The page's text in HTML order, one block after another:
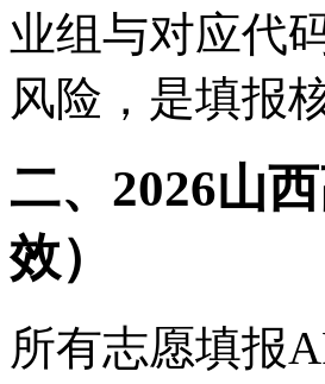
业组与对应代
风险，是填报
二、2026山
效）
所有志愿填报